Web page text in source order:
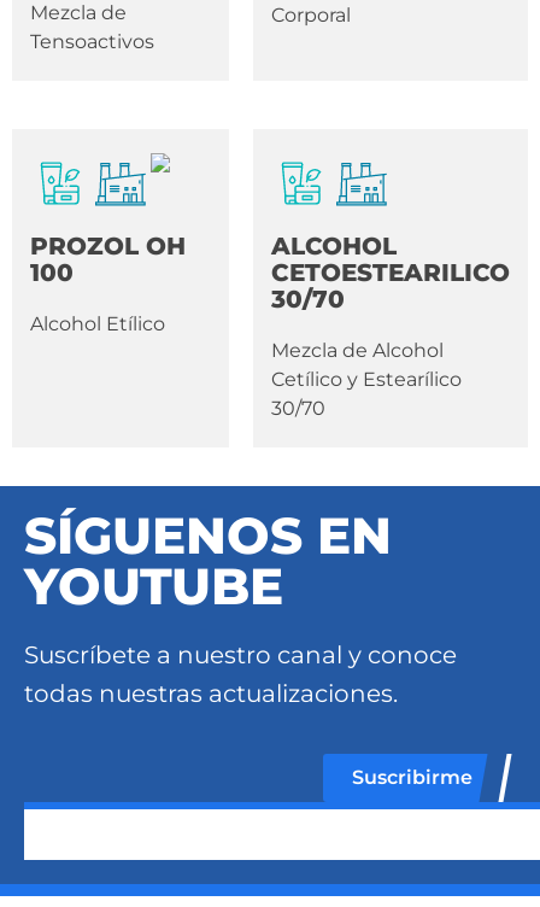
Mezcla de
Tensoactivos
Corporal
PROZOL OH
100
Alcohol Etílico
ALCOHOL
CETOESTEARILICO
30/70
Mezcla de Alcohol
Cetílico y Estearílico
30/70
SÍGUENOS EN
YOUTUBE
Suscríbete a nuestro canal y conoce
todas nuestras actualizaciones.
Suscribirme